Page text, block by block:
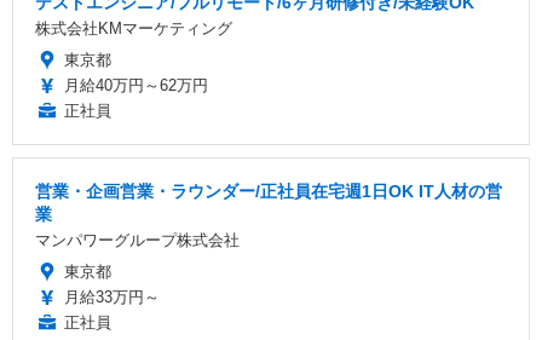
株式会社KMマーケティング
東京都
月給40万円～62万円
正社員
営業・企画営業・ラウンダー/正社員在宅週1日OK IT人材の営
業
マンパワーグループ株式会社
東京都
月給33万円～
正社員